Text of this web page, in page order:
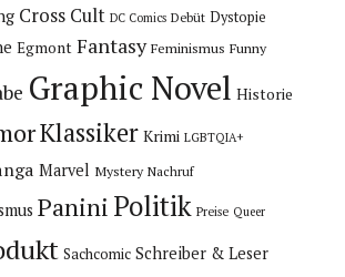
Cross Cult DC Comics Debüt Dystopie
Egmont Fantasy Feminismus Funny
Graphic Novel Historie
Klassiker Krimi LGBTQIA+
Marvel Mystery Nachruf
Panini Politik Preise Queer
Sachcomic Schreiber & Leser